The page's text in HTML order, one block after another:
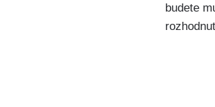
budete